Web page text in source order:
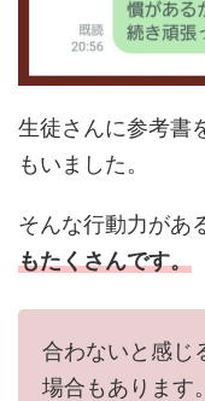
生徒さんに参考書
もいました。
そんな行動力があ
もたくさんです。
合わないと感じ
場合もあります。